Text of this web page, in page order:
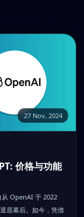
27 Nov, 2024
价格与功能
OpenAI 于 2022
居幕后。如今，凭借